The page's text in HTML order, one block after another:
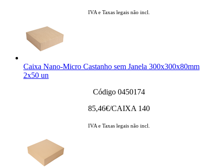
IVA e Taxas legais não incl.
Caixa Nano-Micro Castanho sem Janela 300x300x80mm
2x50 un
Código 0450174
85,46€/CAIXA 140
IVA e Taxas legais não incl.